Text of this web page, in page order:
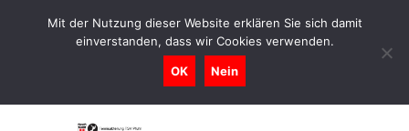
0731-9716400
Geschaeftsstelle@tennis-tsv-pfuhl.de
Mit der Nutzung dieser Website erklären Sie sich damit
einverstanden, dass wir Cookies verwenden.
OK Nein